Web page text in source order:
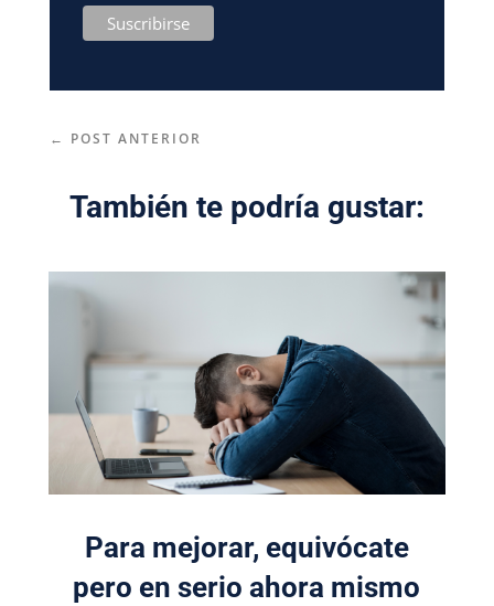
← POST ANTERIOR
También te podría gustar:
Para mejorar, equivócate
pero en serio ahora mismo